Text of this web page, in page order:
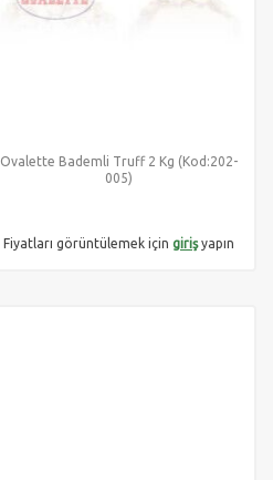
Ovalette Bademli Truff 2 Kg (Kod:202-
005)
Fiyatları görüntülemek için girişyapın